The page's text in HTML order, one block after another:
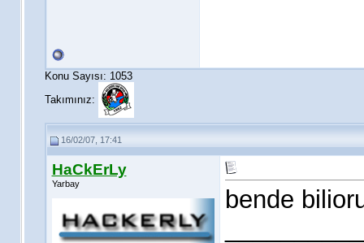
Konu Sayısı: 1053
Takımınız:
16/02/07, 17:41
HaCkErLy
Yarbay
bende